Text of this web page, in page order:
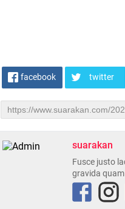
facebook twitter
suarakan
Fusce justo
gravida